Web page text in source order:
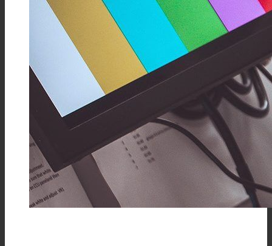
DIN1.6/5.6连接器
DIN1.0/2.3连接器
FAKRA连接器